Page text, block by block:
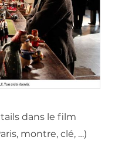
dans le film
montre, clé, …)